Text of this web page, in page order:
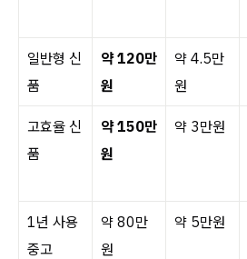
일반형 신
품
약 120만
원
약 4.5만
원
고효율 신
품
약 150만
원
약 3만원
1년 사용
중고
약 80만
원
약 5만원